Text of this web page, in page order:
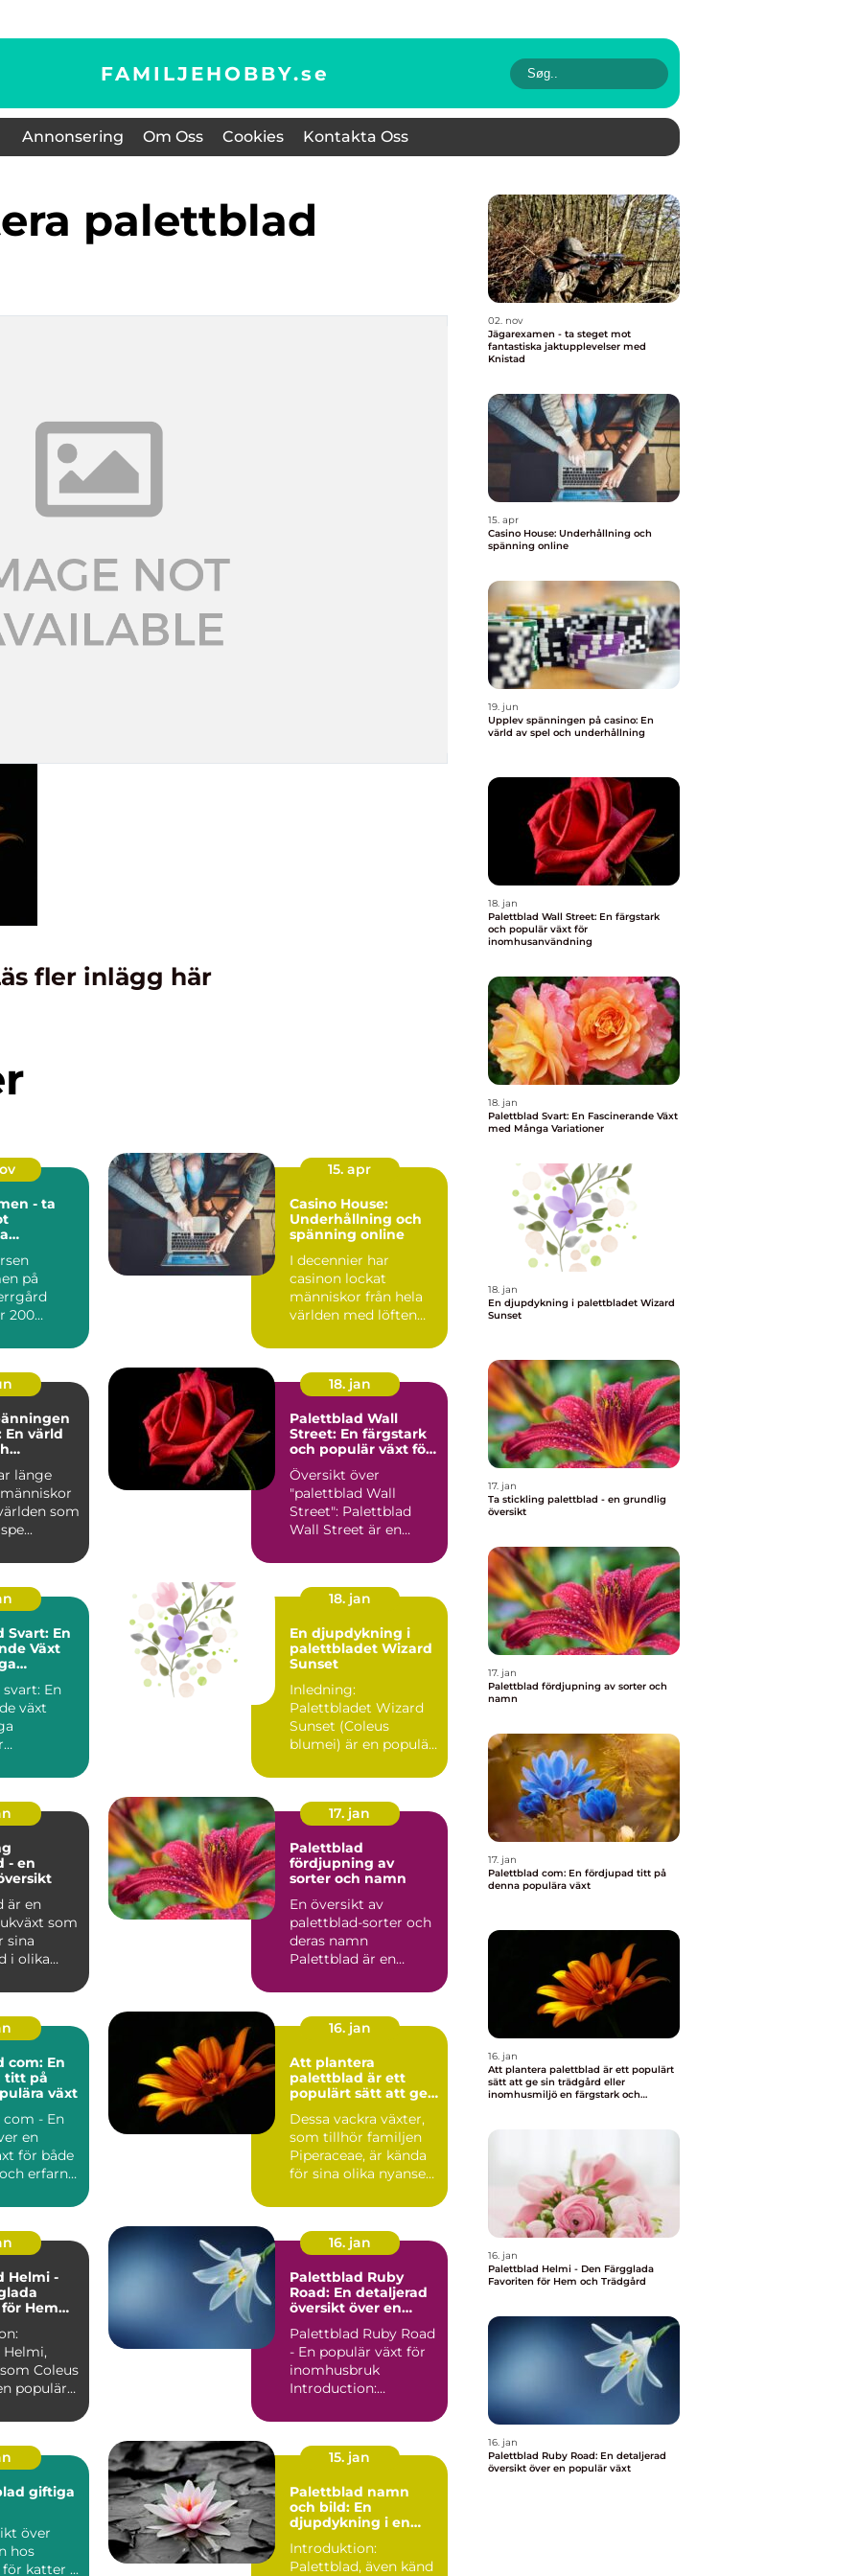
FAMILJEHOBBY.se
Annonsering Om Oss Cookies Kontakta Oss
palettblad
fler inlägg här
- ta
på
200
15. apr
Casino House:
Underhållning och
spänning online
I decennier har
casinon lockat
människor från hela
världen med löften
En värld
länge
som
18. jan
Palettblad Wall
Street: En färgstark
och populär växt för
Översikt över
"palettblad Wall
Street": Palettblad
Wall Street är en
växt som h...
Svart: En
Växt
En
växt
18. jan
En djupdykning i
palettbladet Wizard
Sunset
Inledning:
Palettbladet Wizard
Sunset (Coleus
blumei) är en populär
som används f...
- en
är en
som
sina
i olika
17. jan
Palettblad
fördjupning av
sorter och namn
En översikt av
palettblad-sorter och
deras namn
Palettblad är en
karakteristi...
com: En
titt på
växt
- En
en
för både
erfarna
16. jan
Att plantera
palettblad är ett
populärt sätt att ge
inomhusmiljö en
färgstark och
levande touch
Dessa vackra växter,
som tillhör familjen
Piperaceae, är kända
för sina olika nyanser
Helmi -
Hem
Coleus
populär
16. jan
Palettblad Ruby
Road: En detaljerad
översikt över en
Palettblad Ruby Road
- En populär växt för
inomhusbruk
Introduction:
är en vac...
giftiga
hos
palettblad för katter ...
15. jan
Palettblad namn
och bild: En
djupdykning i en
Introduktion:
Palettblad, även känd
02. nov
Jägarexamen - ta steget mot
fantastiska jaktupplevelser med
Knistad
15. apr
Casino House: Underhållning och
spänning online
19. jun
Upplev spänningen på casino: En
värld av spel och underhållning
18. jan
Palettblad Wall Street: En färgstark
och populär växt för
inomhusanvändning
18. jan
Palettblad Svart: En Fascinerande Växt
med Många Variationer
18. jan
En djupdykning i palettbladet Wizard
Sunset
17. jan
Ta stickling palettblad - en grundlig
översikt
17. jan
Palettblad fördjupning av sorter och
namn
17. jan
Palettblad com: En fördjupad titt på
denna populära växt
16. jan
Att plantera palettblad är ett populärt
sätt att ge sin trädgård eller
inomhusmiljö en färgstark och
16. jan
Palettblad Helmi - Den Färgglada
Favoriten för Hem och Trädgård
16. jan
Palettblad Ruby Road: En detaljerad
översikt över en populär växt